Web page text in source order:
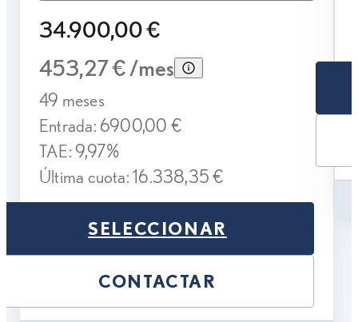
34.900,00 €
453,27 € /mes
49 meses
Entrada: 6900,00 €
TAE: 9,97%
Última cuota: 16.338,35 €
SELECCIONAR
CONTACTAR